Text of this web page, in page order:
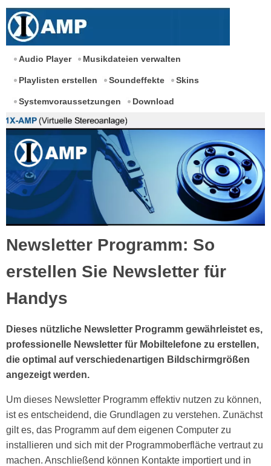
Audio Player Musikdateien verwalten
Playlisten erstellen Soundeffekte Skins
Systemvoraussetzungen Download
Newsletter Programm: So
erstellen Sie Newsletter für
Handys
Dieses nützliche Newsletter Programm gewährleistet es,
professionelle Newsletter für Mobiltelefone zu erstellen,
die optimal auf verschiedenartigen Bildschirmgrößen
angezeigt werden.
Um dieses Newsletter Programm effektiv nutzen zu können,
ist es entscheidend, die Grundlagen zu verstehen. Zunächst
gilt es, das Programm auf dem eigenen Computer zu
installieren und sich mit der Programmoberfläche vertraut zu
machen. Anschließend können Kontakte importiert und in